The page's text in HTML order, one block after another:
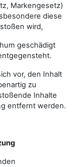
Markengesetz)
diese
wird,
geschädigt
vor, den Inhalt
zu
Inhalte
entfernt werden.